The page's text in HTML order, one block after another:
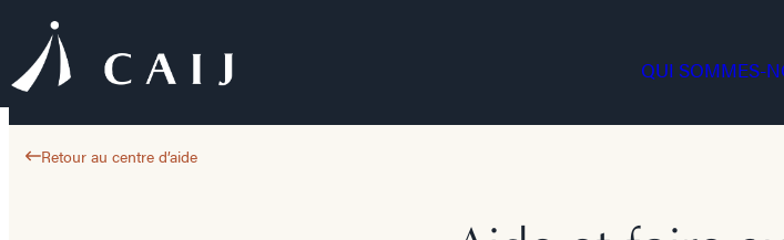
QUI SOMMES-
Retour au centre d’aide